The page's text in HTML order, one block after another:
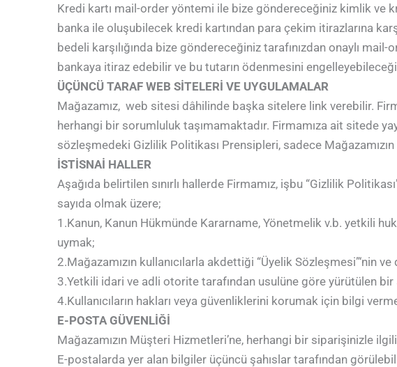
Kredi kartı mail-order yöntemi ile bize göndereceğiniz kimlik ve
banka ile oluşubilecek kredi kartından para çekim itirazlarına
bedeli karşılığında bize göndereceğiniz tarafınızdan onaylı
bankaya itiraz edebilir ve bu tutarın ödenmesini
ÜÇÜNCÜ TARAF WEB SİTELERİ VE UYGULAMALAR
Mağazamız, web sitesi dâhilinde başka sitelere link verebilir.
herhangi bir sorumluluk taşımamaktadır. Firmamıza ait sitede
sözleşmedeki Gizlilik Politikası Prensipleri, sadece
İSTİSNAİ HALLER
Aşağıda belirtilen sınırlı hallerde Firmamız, işbu “Gizlilik
sayıda olmak üzere;
1.Kanun, Kanun Hükmünde Kararname, Yönetmelik v.b. yetkili
uymak;
2.Mağazamızın kullanıcılarla akdettiği “Üyelik
3.Yetkili idari ve adli otorite tarafından usulüne göre yürütülen
4.Kullanıcıların hakları veya güvenliklerini korumak için bilgi
E-POSTA GÜVENLİĞİ
Mağazamızın Müşteri Hizmetleri’ne, herhangi bir siparişinizle
E-postalarda yer alan bilgiler üçüncü şahıslar tarafından